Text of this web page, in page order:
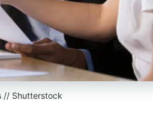
// Shutterstock